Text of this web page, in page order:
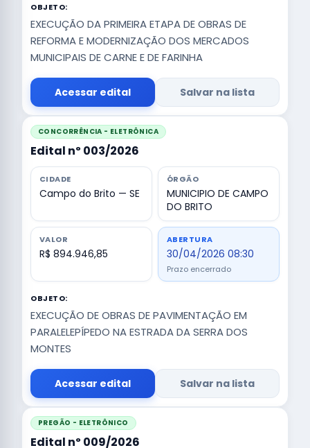
OBJETO:
EXECUÇÃO DA PRIMEIRA ETAPA DE OBRAS DE
REFORMA E MODERNIZAÇÃO DOS MERCADOS
MUNICIPAIS DE CARNE E DE FARINHA
Acessar edital Salvar na lista
CONCORRÊNCIA - ELETRÔNICA
Edital nº 003/2026
CIDADE
Campo do Brito — SE
ÓRGÃO
MUNICIPIO DE CAMPO
DO BRITO
VALOR
R$ 894.946,85
ABERTURA
30/04/2026 08:30
Prazo encerrado
OBJETO:
EXECUÇÃO DE OBRAS DE PAVIMENTAÇÃO EM
PARALELEPÍPEDO NA ESTRADA DA SERRA DOS
MONTES
Acessar edital Salvar na lista
PREGÃO - ELETRÔNICO
Edital nº 009/2026